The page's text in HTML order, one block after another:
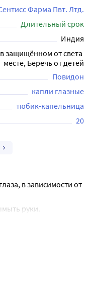
глаза, и
случаях, как:
заменителей слезы
жидкости; синдром
требующие
Перед применением
с врачом.
Фарма Пвт. Лтд.
Длительный срок
Индия
защищённом от света
месте, Беречь от детей
Повидон
капли глазные
тюбик-капельница
20
в зависимости от
руки.
глаза или
нижнее веко,
мешок.